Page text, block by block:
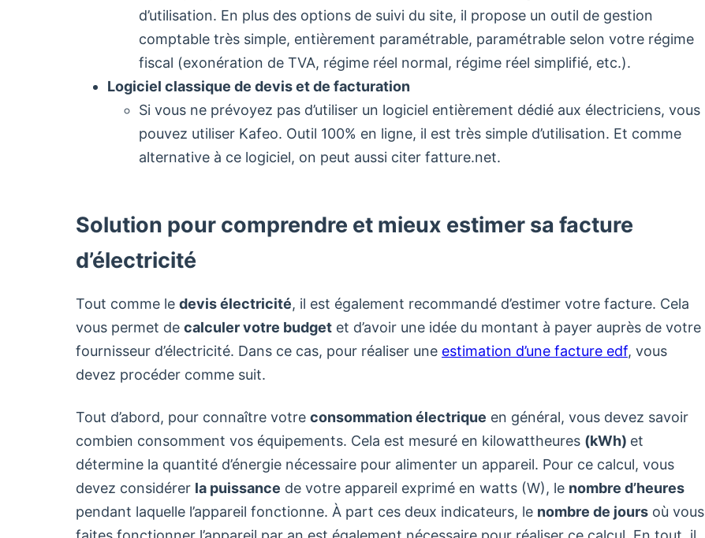
d’utilisation. En plus des options de suivi du site, il propose un outil de gestion
comptable très simple, entièrement paramétrable, paramétrable selon votre régime
fiscal (exonération de TVA, régime réel normal, régime réel simplifié, etc.).
Logiciel classique de devis et de facturation
Si vous ne prévoyez pas d’utiliser un logiciel entièrement dédié aux électriciens, vous
pouvez utiliser Kafeo. Outil 100% en ligne, il est très simple d’utilisation. Et comme
alternative à ce logiciel, on peut aussi citer fatture.net.
Solution pour comprendre et mieux estimer sa facture
d’électricité
Tout comme le devis électricité, il est également recommandé d’estimer votre facture. Cela
vous permet de calculer votre budget et d’avoir une idée du montant à payer auprès de votre
fournisseur d’électricité. Dans ce cas, pour réaliser une estimation d’une facture edf, vous
devez procéder comme suit.
Tout d’abord, pour connaître votre consommation électrique en général, vous devez savoir
combien consomment vos équipements. Cela est mesuré en kilowattheures (kWh) et
détermine la quantité d’énergie nécessaire pour alimenter un appareil. Pour ce calcul, vous
devez considérer la puissance de votre appareil exprimé en watts (W), le nombre d’heures
pendant laquelle l’appareil fonctionne. À part ces deux indicateurs, le nombre de jours où vous